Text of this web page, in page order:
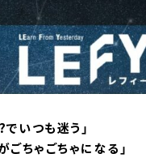
いつも迷う」
ちゃごちゃになる」